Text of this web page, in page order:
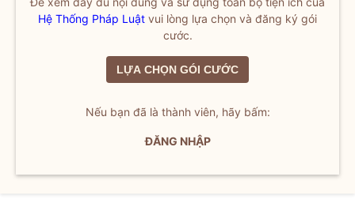
Hệ Thống Pháp Luật vui lòng lựa chọn và đăng ký gói
cước.
LỰA CHỌN GÓI CƯỚC
Nếu bạn đã là thành viên, hãy bấm:
ĐĂNG NHẬP